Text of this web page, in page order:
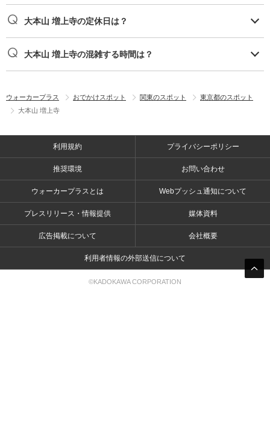
大本山 増上寺の定休日は？
大本山 増上寺の混雑する時間は？
ウォーカープラス おでかけスポット 関東のスポット
東京都のスポット
大本山 増上寺
利用規約 プライバシーポリシー
推奨環境 お問い合わせ
ウォーカープラスとは Webプッシュ通知について
プレスリリース・情報提供 媒体資料
広告掲載について 会社概要
利用者情報の外部送信について
©KADOKAWA CORPORATION